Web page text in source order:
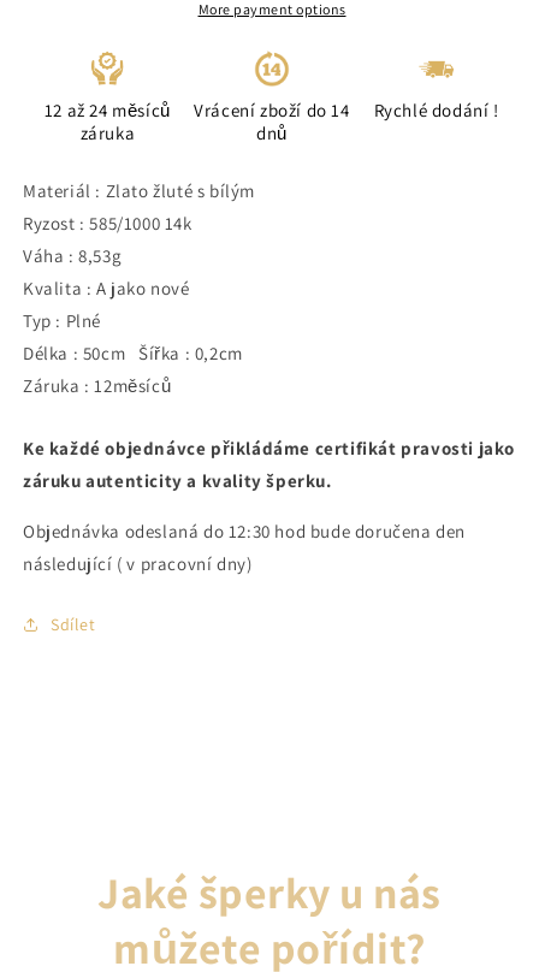
More payment options
12 až 24 měsíců
záruka
Vrácení zboží do 14
dnů
Rychlé dodání !
Materiál : Zlato žluté s bílým
Ryzost : 585/1000 14k
Váha : 8,53g
Kvalita : A jako nové
Typ : Plné
Délka : 50cm Šířka : 0,2cm
Záruka : 12měsíců
Ke každé objednávce přikládáme certifikát pravosti jako
záruku autenticity a kvality šperku.
Objednávka odeslaná do 12:30 hod bude doručena den
následující ( v pracovní dny)
Sdílet
Jaké šperky u nás
můžete pořídit?